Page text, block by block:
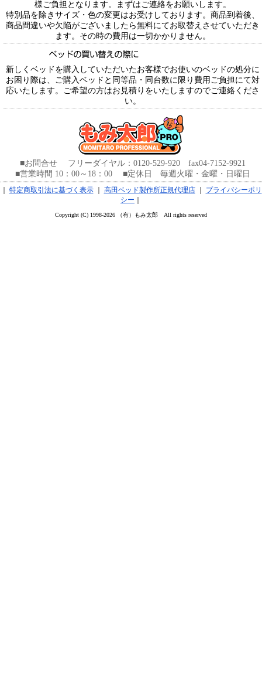
様ご負担となります。まずはご連絡をお願いします。
特別品を除きサイズ・色の変更はお受けしております。商品到着後、
商品間違いや欠陥がございましたら無料にてお取替えさせていただき
ます。その時の費用は一切かかりません。
新しくベッドを購入していただいたお客様でお使いのベッドの処分に
お困り際は、ご購入ベッドと同等品・同台数に限り費用ご負担にて対
応いたします。ご希望の方はお見積りをいたしますのでご連絡くださ
い。
■お問合せ フリーダイヤル：0120-529-920 fax04-7152-9921
■営業時間 10：00～18：00 ■定休日 毎週火曜・金曜・日曜日
特定商取引法に基づく表示｜ 高田ベッド製作所正規代理店｜
プライバシーポリ
シー
Copyright (C) 1998-2026 （有）もみ太郎 All rights reserved